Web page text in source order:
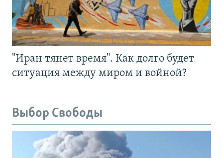
"Иран тянет время". Как долго будет
ситуация между миром и войной?
Выбор Свободы